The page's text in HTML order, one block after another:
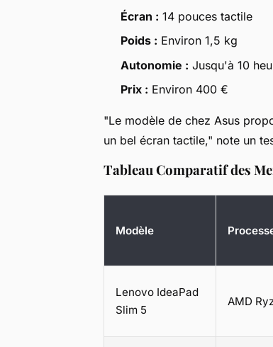
Écran : 14 pouces tactile
Poids : Environ 1,5 kg
Autonomie : Jusqu'à 10
Prix : Environ 400 €
"Le modèle de chez Asus
un bel écran tactile," note un
Tableau Comparatif des
Modèle
Lenovo IdeaPad
Slim 5
AMD